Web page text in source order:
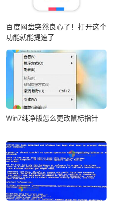
百度网盘突然良心了！打开这个
功能就能提速了
Win7纯净版怎么更改鼠标指针